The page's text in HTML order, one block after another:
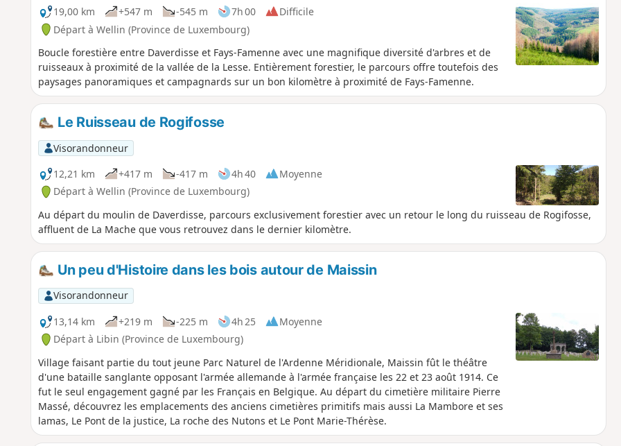
19,00 km
+547 m -545 m 7h 00
Difficile
Départ à Wellin (Province de Luxembourg)
Boucle forestière entre Daverdisse et Fays-Famenne avec une magnifique diversité d'arbres et de
ruisseaux à proximité de la vallée de la Lesse. Entièrement forestier, le parcours offre toutefois des
paysages panoramiques et campagnards sur un bon kilomètre à proximité de Fays-Famenne.
Le Ruisseau de Rogifosse
Visorandonneur
12,21 km
+417 m -417 m 4h 40
Moyenne
Départ à Wellin (Province de Luxembourg)
Au départ du moulin de Daverdisse, parcours exclusivement forestier avec un retour le long du ruisseau de Rogifosse,
affluent de La Mache que vous retrouvez dans le dernier kilomètre.
Un peu d'Histoire dans les bois autour de Maissin
Visorandonneur
13,14 km
+219 m -225 m 4h 25
Moyenne
Départ à Libin (Province de Luxembourg)
Village faisant partie du tout jeune Parc Naturel de l'Ardenne Méridionale, Maissin fût le théâtre
d'une bataille sanglante opposant l'armée allemande à l'armée française les 22 et 23 août 1914. Ce
fut le seul engagement gagné par les Français en Belgique. Au départ du cimetière militaire Pierre
Massé, découvrez les emplacements des anciens cimetières primitifs mais aussi La Mambore et ses
lamas, Le Pont de la justice, La roche des Nutons et Le Pont Marie-Thérèse.